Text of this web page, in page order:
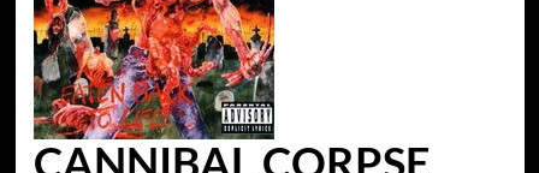
CANNIBAL CORPSE